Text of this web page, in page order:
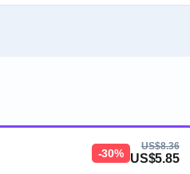
-30%
US$8.36
US$5.85